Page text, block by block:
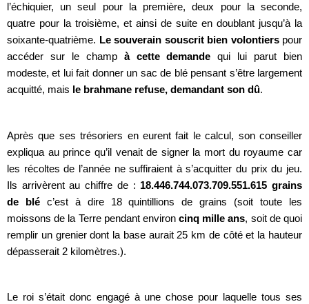
l’échiquier, un seul pour la première, deux pour la seconde,
quatre pour la troisième, et ainsi de suite en doublant jusqu’à la
soixante-quatrième. Le souverain souscrit bien volontierspour
accéder sur le champ à cette demande qui lui parut bien
modeste, et lui fait donner un sac de blé pensant s’être largement
acquitté, mais le brahmane refuse, demandant son dû.
Après que ses trésoriers en eurent fait le calcul, son conseiller
expliqua au prince qu’il venait de signer la mort du royaume car
les récoltes de l’année ne suffiraient à s’acquitter du prix du jeu.
Ils arrivèrent au chiffre de : 18.446.744.073.709.551.615 grains
de blé c’est à dire 18 quintillions de grains (soit toute les
moissons de la Terre pendant environcinq mille ans, soit de quoi
remplir un grenier dont la base aurait 25 km de côté et la hauteur
dépasserait 2 kilomètres.).
Le roi s’était donc engagé à une chose pour laquelle tous ses